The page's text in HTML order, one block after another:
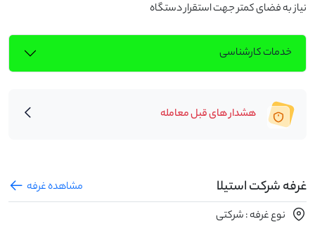
نیاز به فضای کمتر جهت استقرار دستگاه
خدمات کارشناسی
هشدار های قبل معامله
غرفه شرکت استیلا
مشاهده غرفه
نوع غرفه : شرکتی